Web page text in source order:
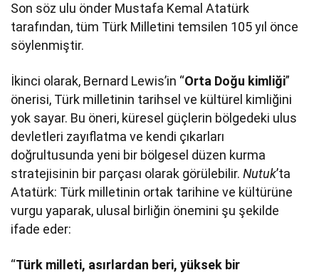
Son söz ulu önder Mustafa Kemal Atatürk
tarafından, tüm Türk Milletini temsilen 105 yıl önce
söylenmiştir.
İkinci olarak, Bernard Lewis’in “Orta Doğu kimliği”
önerisi, Türk milletinin tarihsel ve kültürel kimliğini
yok sayar. Bu öneri, küresel güçlerin bölgedeki ulus
devletleri zayıflatma ve kendi çıkarları
doğrultusunda yeni bir bölgesel düzen kurma
stratejisinin bir parçası olarak görülebilir.Nutuk’ta
Atatürk: Türk milletinin ortak tarihine ve kültürüne
vurgu yaparak, ulusal birliğin önemini şu şekilde
ifade eder:
“Türk milleti, asırlardan beri, yüksek bir